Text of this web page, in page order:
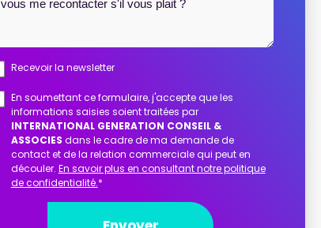
Recevoir la newsletter
En soumettant ce formulaire, j'accepte que les
informations saisies soient traitées par
INTERNATIONAL GENERATION CONSEIL &
ASSOCIES dans le cadre de ma demande de
contact et de la relation commerciale qui peut en
découler. En savoir plus en consultant notre politique
de confidentialité.*